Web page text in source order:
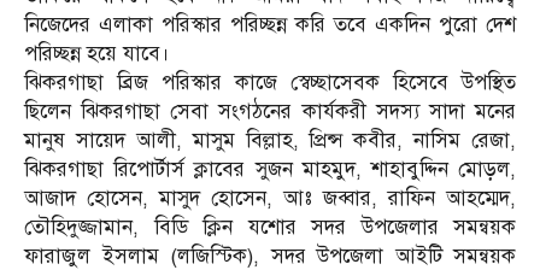
নিজেদের এলাকা পরিস্কার পরিচ্ছন্ন করি তবে একদিন পুরো দেশ
পরিচ্ছন্ন হয়ে যাবে।
ঝিকরগাছা ব্রিজ পরিস্কার কাজে স্বেচ্ছাসেবক হিসেবে উপস্থিত
ছিলেন ঝিকরগাছা সেবা সংগঠনের কার্যকরী সদস্য সাদা মনের
মানুষ সায়েদ আলী, মাসুম বিল্লাহ, প্রিন্স কবীর, নাসিম রেজা,
ঝিকরগাছা রিপোর্টার্স ক্লাবের সুজন মাহমুদ, শাহাবুদ্দিন মোড়ল,
আজাদ হোসেন, মাসুদ হোসেন, আঃ জব্বার, রাফিন আহম্মেদ,
তৌহিদুজ্জামান, বিডি ক্লিন যশোর সদর উপজেলার সমন্বয়ক
ফারাজুল ইসলাম (লজিস্টিক), সদর উপজেলা আইটি সমন্বয়ক